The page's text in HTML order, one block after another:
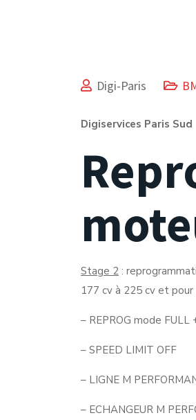
Digi-Paris
Digiservices Paris Sud
Stage 2 :
177 cv à 225 cv et
– REPROG mode FULL
– SPEED LIMIT OFF
– LIGNE M
– ECHANGEUR M